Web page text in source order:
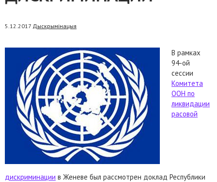
5.12.2017 Дыскрымінацыя
В рамках
94-ой
сессии
Комитета
ООН по
ликвидации
расовой
дискриминации в Женеве был рассмотрен доклад Республики